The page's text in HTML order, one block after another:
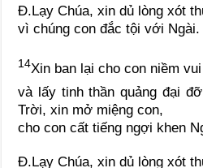
Đ. Lạy Chúa, xin dủ lòng xót
vì chúng con đắc tội với Ngài.
14Xin ban lại cho con niềm
và lấy tinh thần quảng đại
Trời, xin mở miệng con,
cho con cất tiếng ngợi khen
Đ.Lạy Chúa, xin dủ lòng xót